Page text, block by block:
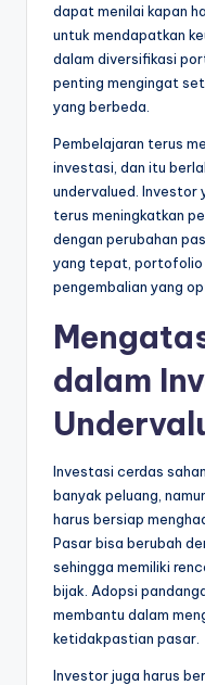
dapat menilai kapan
untuk mendapatkan
dalam diversifikasi
penting mengingat
yang berbeda.
Pembelajaran terus
investasi, dan itu
undervalued. Investor
terus meningkatkan
dengan perubahan
yang tepat, portofolio
pengembalian yang
dalam
Investasi cerdas
banyak peluang,
harus bersiap
Pasar bisa berubah
sehingga memiliki
bijak. Adopsi
membantu dalam
ketidakpastian pasar.
Investor juga harus